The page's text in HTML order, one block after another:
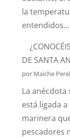
la
entendidos...
DE SANTA
por Maiche
La anécdota
está ligada
marinera
pescadores